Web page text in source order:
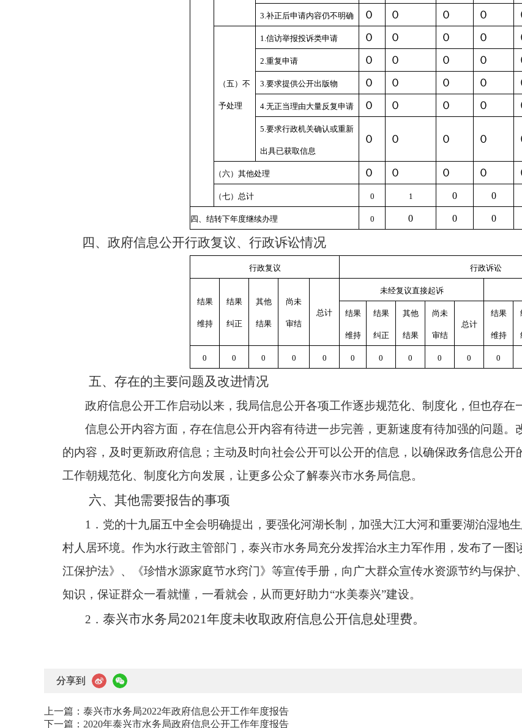
3.补正后申请内容仍不明确 ０ ０ ０ ０
（五）不
予处理
1.信访举报投诉类申请 ０ ０ ０ ０
2.重复申请 ０ ０ ０ ０
3.要求提供公开出版物 ０ ０ ０ ０
4.无正当理由大量反复申请 ０ ０ ０ ０
5.要求行政机关确认或重新
出具已获取信息
０ ０ ０ ０
（六）其他处理 ０ ０ ０ ０
（七）总计 0 1 0 0
四、结转下年度继续办理 0 0 0 0
四、政府信息公开行政复议、行政诉讼情况
行政复议 行政诉讼
结果
维持
结果
纠正
其他
结果
尚未
审结
总计
未经复议直接起诉
结果
维持
结果
纠正
其他
结果
尚未
审结
总计
结果
维持
0 0 0 0 0 0 0 0 0 0 0
五、存在的主要问题及改进情况
政府信息公开工作启动以来，我局信息公开各项工作逐步规范化、制度化，但也存在
信息公开内容方面，存在信息公开内容有待进一步完善，更新速度有待加强的问题
的内容，及时更新政府信息；主动及时向社会公开可以公开的信息，以确保政务信息公
工作朝规范化、制度化方向发展，让更多公众了解泰兴市水务局信息。
六、其他需要报告的事项
1．党的十九届五中全会明确提出，要强化河湖长制，加强大江大河和重要湖泊湿地
村人居环境。作为水行政主管部门，泰兴市水务局充分发挥治水主力军作用，发布了一
江保护法》、《珍惜水源家庭节水窍门》等宣传手册， 向广大群众宣传水资源节约与保
知识，保证群众一看就懂，一看就会，从而更好助力“水美泰兴”建设。
2． 泰兴市水务局2021年度未收取政府信息公开信息处理费。
分享到
上一篇： 泰兴市水务局2022年政府信息公开工作年度报告
下一篇： 2020年泰兴市水务局政府信息公开工作年度报告